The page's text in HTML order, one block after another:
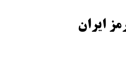
ایران